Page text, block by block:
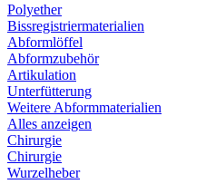
Polyether
Bissregistriermaterialien
Abformlöffel
Abformzubehör
Artikulation
Unterfütterung
Weitere Abformmaterialien
Alles anzeigen
Chirurgie
Chirurgie
Wurzelheber